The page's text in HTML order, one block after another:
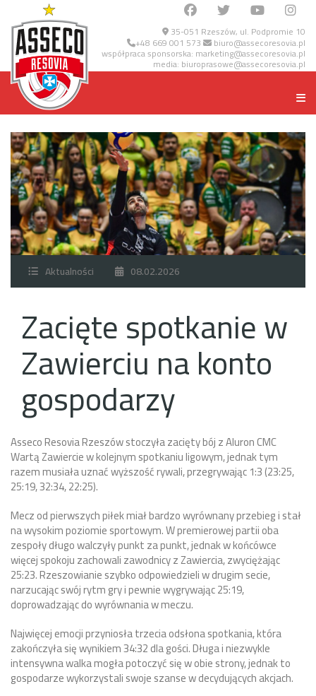
35-051 Rzeszów, ul. Podpromie 10
+48 669 001 573 biuro@assecoresovia.pl
współpraca sponsorska: marketing@assecoresovia.pl
media: biuroprasowe@assecoresovia.pl
Aktualności 08.02.2026
Zacięte spotkanie w
Zawierciu na konto
gospodarzy
Asseco Resovia Rzeszów stoczyła zacięty bój z Aluron CMC
Wartą Zawiercie w kolejnym spotkaniu ligowym, jednak tym
razem musiała uznać wyższość rywali, przegrywając 1:3 (23:25,
25:19, 32:34, 22:25).
Mecz od pierwszych piłek miał bardzo wyrównany przebieg i stał
na wysokim poziomie sportowym. W premierowej partii oba
zespoły długo walczyły punkt za punkt, jednak w końcówce
więcej spokoju zachowali zawodnicy z Zawiercia, zwyciężając
25:23. Rzeszowianie szybko odpowiedzieli w drugim secie,
narzucając swój rytm gry i pewnie wygrywając 25:19,
doprowadzając do wyrównania w meczu.
Najwięcej emocji przyniosła trzecia odsłona spotkania, która
zakończyła się wynikiem 34:32 dla gości. Długa i niezwykle
intensywna walka mogła potoczyć się w obie strony, jednak to
gospodarze wykorzystali swoje szanse w decydujących akcjach.